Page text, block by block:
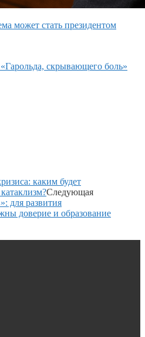
может стать президентом
скрывающего боль»
каким будет
Следующая
для развития
доверие и образование